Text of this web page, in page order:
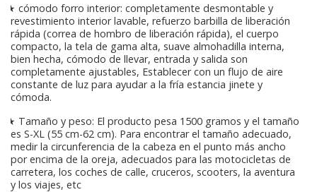
★ cómodo forro interior: completamente desmontable y
revestimiento interior lavable, refuerzo barbilla de liberación
rápida (correa de hombro de liberación rápida), el cuerpo
compacto, la tela de gama alta, suave almohadilla interna,
bien hecha, cómodo de llevar, entrada y salida son
completamente ajustables, Establecer con un flujo de aire
constante de luz para ayudar a la fría estancia jinete y
cómoda.
★ Tamaño y peso: El producto pesa 1500 gramos y el tamaño
es S-XL (55 cm-62 cm). Para encontrar el tamaño adecuado,
medir la circunferencia de la cabeza en el punto más ancho
por encima de la oreja, adecuados para las motocicletas de
carretera, los coches de calle, cruceros, scooters, la aventura
y los viajes, etc